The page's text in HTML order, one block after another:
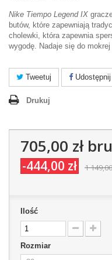
Nike Tiempo Legend IX
butów, które zapewniają
cholewki, która zapewnia
wygodę. Nadaje się do
Tweetuj Udostępnij
Drukuj
705,00 zł
-444,00 zł 1
Ilość
Rozmiar